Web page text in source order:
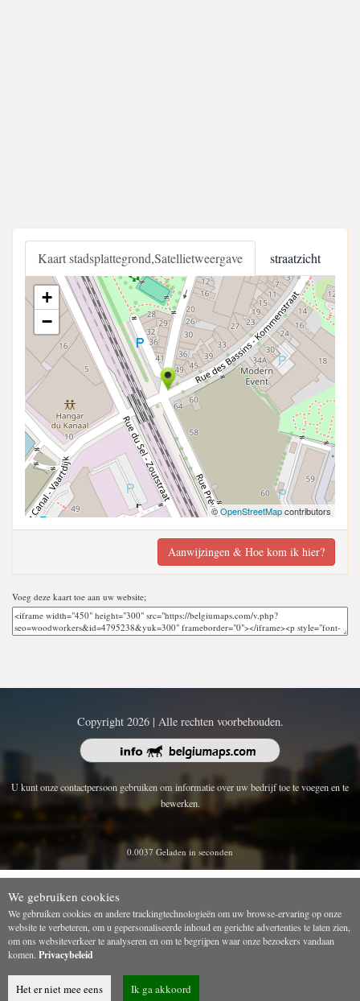
Kaart stadsplattegrond,Satellietweergave straatzicht
+
−
©OpenStreetMapcontributors
Aanwijzingen & Hoe kom ik hier?
Voeg deze kaart toe aan uw website;
Copyright 2026 | Alle rechten voorbehouden.
U kunt onze contactpersoon gebruiken om informatie over uw bedrijf toe te voegen en te
bewerken.
0.0037 Geladen in seconden
We gebruiken cookies
We gebruiken cookies en andere trackingtechnologieën om uw browse-ervaring op onze
website te verbeteren, om u gepersonaliseerde inhoud en gerichte advertenties te laten zien,
om ons websiteverkeer te analyseren en om te begrijpen waar onze bezoekers vandaan
komen. Privacybeleid
Het er niet mee eens Ik ga akkoord